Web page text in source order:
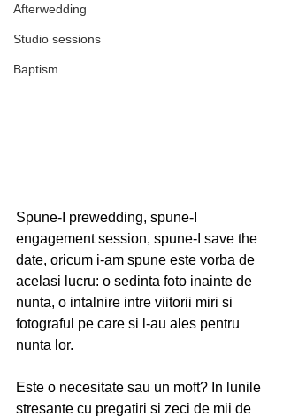
Afterwedding
Studio sessions
Baptism
Spune-I prewedding, spune-I
engagement session, spune-I save the
date, oricum i-am spune este vorba de
acelasi lucru: o sedinta foto inainte de
nunta, o intalnire intre viitorii miri si
fotograful pe care si l-au ales pentru
nunta lor.
Este o necesitate sau un moft? In lunile
stresante cu pregatiri si zeci de mii de